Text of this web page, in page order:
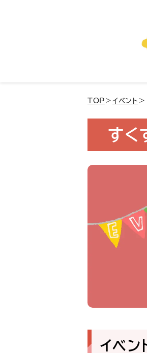
TOP ＞ イベント
すく
イベン